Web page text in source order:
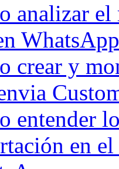
analizar el
crear y
entender
en